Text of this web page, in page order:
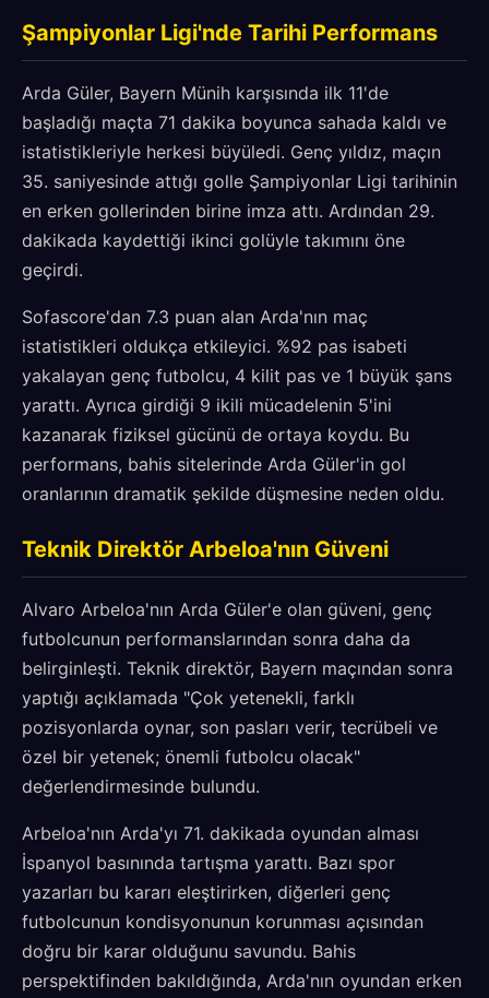
Şampiyonlar Ligi'nde Tarihi Performans
Arda Güler, Bayern Münih karşısında ilk 11'de
başladığı maçta 71 dakika boyunca sahada kaldı ve
istatistikleriyle herkesi büyüledi. Genç yıldız, maçın
35. saniyesinde attığı golle Şampiyonlar Ligi tarihinin
en erken gollerinden birine imza attı. Ardından 29.
dakikada kaydettiği ikinci golüyle takımını öne
geçirdi.
Sofascore'dan 7.3 puan alan Arda'nın maç
istatistikleri oldukça etkileyici. %92 pas isabeti
yakalayan genç futbolcu, 4 kilit pas ve 1 büyük şans
yarattı. Ayrıca girdiği 9 ikili mücadelenin 5'ini
kazanarak fiziksel gücünü de ortaya koydu. Bu
performans, bahis sitelerinde Arda Güler'in gol
oranlarının dramatik şekilde düşmesine neden oldu.
Teknik Direktör Arbeloa'nın Güveni
Alvaro Arbeloa'nın Arda Güler'e olan güveni, genç
futbolcunun performanslarından sonra daha da
belirginleşti. Teknik direktör, Bayern maçından sonra
yaptığı açıklamada "Çok yetenekli, farklı
pozisyonlarda oynar, son pasları verir, tecrübeli ve
özel bir yetenek; önemli futbolcu olacak"
değerlendirmesinde bulundu.
Arbeloa'nın Arda'yı 71. dakikada oyundan alması
İspanyol basınında tartışma yarattı. Bazı spor
yazarları bu kararı eleştirirken, diğerleri genç
futbolcunun kondisyonunun korunması açısından
doğru bir karar olduğunu savundu. Bahis
perspektifinden bakıldığında, Arda'nın oyundan erken